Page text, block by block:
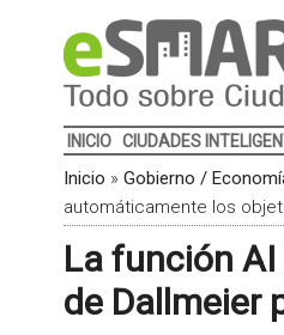
INICIO CIUDADES
Inicio » Gobierno /
automáticamente los
La función
de Dallmeier